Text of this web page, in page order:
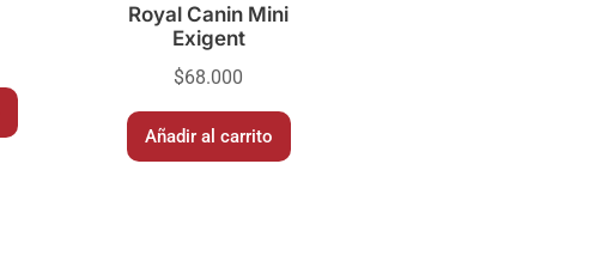
Royal Canin Mini
Exigent
$68.000
Añadir al carrito